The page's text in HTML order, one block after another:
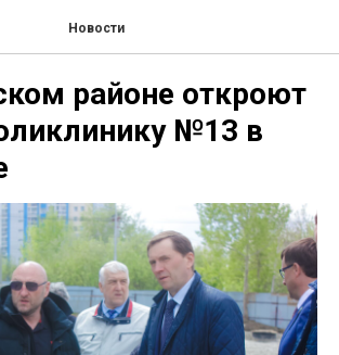
Новости
районе откроют
№13 в